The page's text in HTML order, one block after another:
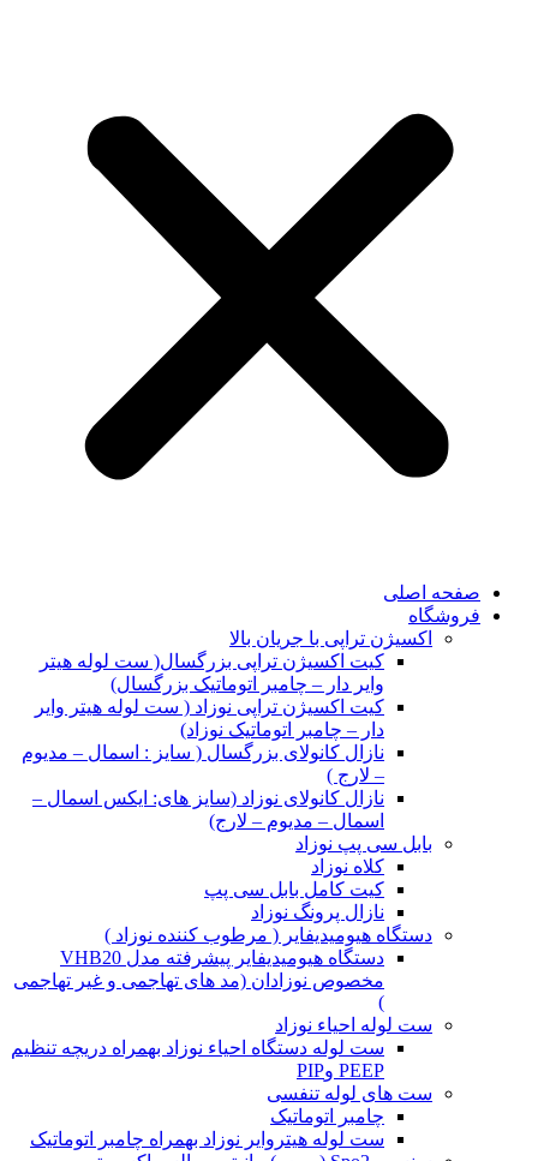
صفحه اصلی
فروشگاه
اکسیژن تراپی با جریان بالا
کیت اکسیژن تراپی بزرگسال( ست لوله هیتر
وایر دار – چامبر اتوماتیک بزرگسال)
کیت اکسیژن تراپی نوزاد ( ست لوله هیتر وایر
دار – چامبر اتوماتیک نوزاد)
نازال کانولای بزرگسال ( سایز : اسمال – مدیوم
– لارج )
نازال کانولای نوزاد (سایز های: ایکس اسمال –
اسمال – مدیوم – لارج)
بابل سی پپ نوزاد
کلاه نوزاد
کیت کامل بابل سی پپ
نازال پرونگ نوزاد
دستگاه هیومیدیفایر ( مرطوب کننده نوزاد )
دستگاه هیومیدیفایر پیشرفته مدل VHB20
مخصوص نوزادان (مد های تهاجمی و غیر تهاجمی
)
ست لوله احیاء نوزاد
ست لوله دستگاه احیاء نوزاد بهمراه دریچه تنظیم
PEEP وPIP
ست های لوله تنفسی
چامبر اتوماتیک
ست لوله هیتروایر نوزاد بهمراه چامبر اتوماتیک